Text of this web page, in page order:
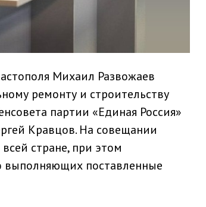
Михаил Развожаев
ремонту и строительству
партии «Единая Россия»
Кравцов. На совещании
стране, при этом
выполняющих поставленные